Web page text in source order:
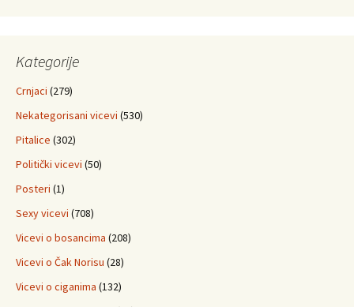
Kategorije
Crnjaci (279)
Nekategorisani vicevi (530)
Pitalice (302)
Politički vicevi (50)
Posteri (1)
Sexy vicevi (708)
Vicevi o bosancima (208)
Vicevi o Čak Norisu (28)
Vicevi o ciganima (132)